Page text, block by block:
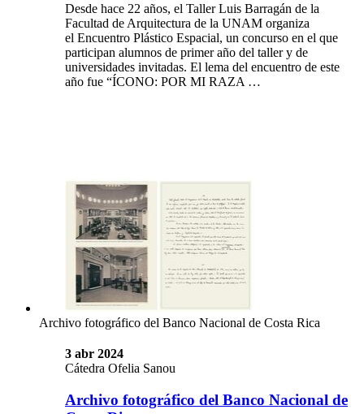
Desde hace 22 años, el Taller Luis Barragán de la
Facultad de Arquitectura de la UNAM organiza
el Encuentro Plástico Espacial, un concurso en el que
participan alumnos de primer año del taller y de
universidades invitadas. El lema del encuentro de este
año fue “ÍCONO: POR MI RAZA …
Archivo fotográfico del Banco Nacional de Costa Rica
3 abr 2024
Cátedra Ofelia Sanou
Archivo fotográfico del Banco Nacional de